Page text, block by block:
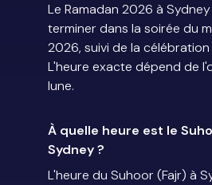
Le Ramadan 2026 à
terminer dans la soirée du
2026, suivi de la célébration
L'heure exacte dépend de
lune.
À quelle heure est le
Sydney ?
L'heure du Suhoor (Fajr) à